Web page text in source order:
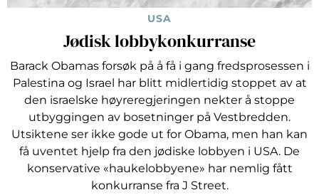
USA
Jødisk lobbykonkurranse
Barack Obamas forsøk på å få i gang fredsprosessen i
Palestina og Israel har blitt midlertidig stoppet av at
den israelske høyreregjeringen nekter å stoppe
utbyggingen av bosetninger på Vestbredden.
Utsiktene ser ikke gode ut for Obama, men han kan
få uventet hjelp fra den jødiske lobbyen i USA. De
konservative «haukelobbyene» har nemlig fått
konkurranse fra J Street.